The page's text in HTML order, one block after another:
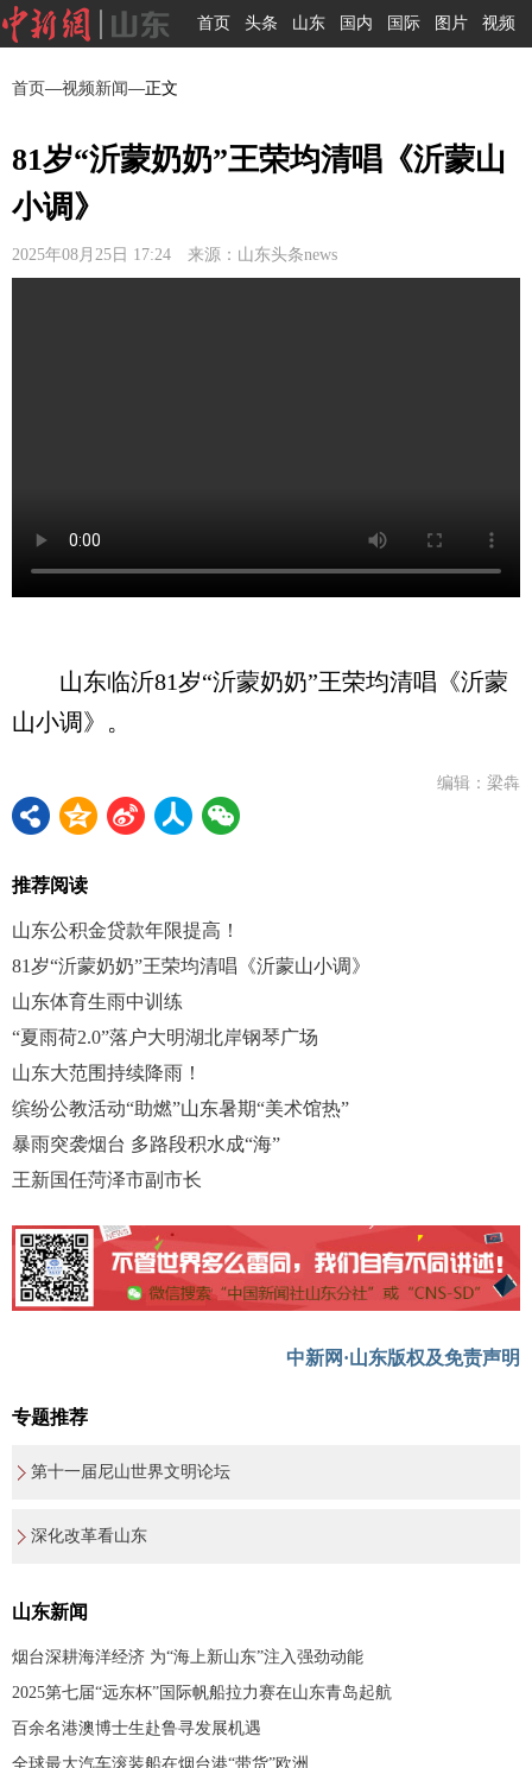
首页 头条 山东 国内 国际 图片 视频
首页—视频新闻—正文
81岁“沂蒙奶奶”王荣均清唱《沂蒙山
小调》
2025年08月25日 17:24 来源：山东头条news
山东临沂81岁“沂蒙奶奶”王荣均清唱《沂蒙
山小调》。
编辑：梁犇
推荐阅读
山东公积金贷款年限提高！
81岁“沂蒙奶奶”王荣均清唱《沂蒙山小调》
山东体育生雨中训练
“夏雨荷2.0”落户大明湖北岸钢琴广场
山东大范围持续降雨！
缤纷公教活动“助燃”山东暑期“美术馆热”
暴雨突袭烟台 多路段积水成“海”
王新国任菏泽市副市长
中新网·山东版权及免责声明
专题推荐
第十一届尼山世界文明论坛
深化改革看山东
山东新闻
烟台深耕海洋经济 为“海上新山东”注入强劲动能
2025第七届“远东杯”国际帆船拉力赛在山东青岛起航
百余名港澳博士生赴鲁寻发展机遇
全球最大汽车滚装船在烟台港“带货”欧洲